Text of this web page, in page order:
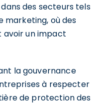
des secteurs tels
marketing, où des
avoir un impact
la gouvernance
à respecter
de protection des